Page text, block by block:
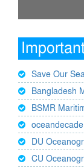
Save Our
Bangladesh
BSMR
oceandecade
DU
CU